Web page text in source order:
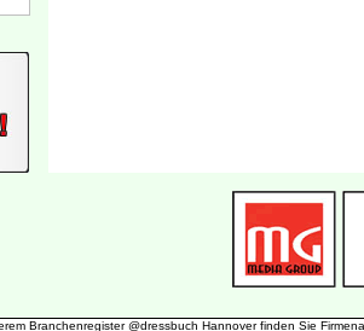
Branchenregister @dressbuch Hannover finden Sie